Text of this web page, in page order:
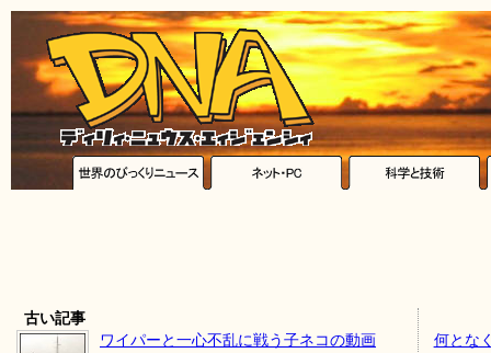
古い記事
ワイパーと一心不乱に戦う子ネコの動画
何とな